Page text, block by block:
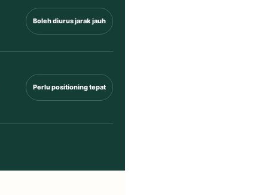
Boleh diurus jarak jauh
Perlu positioning tepat